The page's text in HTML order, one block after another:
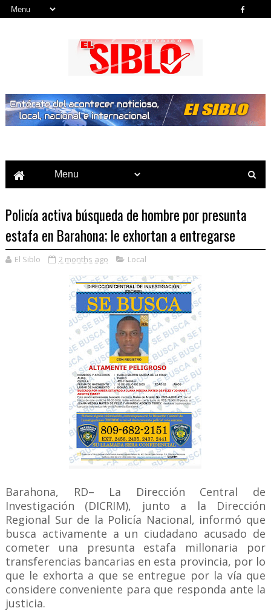
Policía activa búsqueda de hombre por presunta
estafa en Barahona; le exhortan a entregarse
El Siblo 2 months ago Local
Barahona, RD– La Dirección Central de
Investigación (DICRIM), junto a la Dirección
Regional Sur de la Policía Nacional, informó que
busca activamente a un ciudadano acusado de
cometer una presunta estafa millonaria por
transferencias bancarias en esta provincia, por lo
que le exhorta a que se entregue por la vía que
considere conveniente para que responda ante la
justicia.